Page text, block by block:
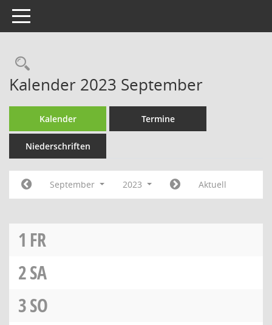
Toggle navigation
Rechercheauswahl
Kalender 2023 September
Kalender Termine
Niederschriften
September 2023 Aktuell
1 FR
2SA
3SO